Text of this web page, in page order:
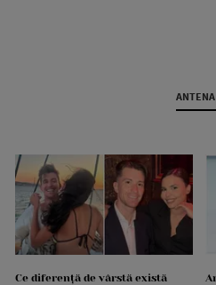
Ce diferență de vârstă există